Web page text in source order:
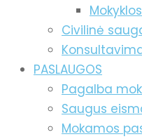
Civilinė
PASLAUGOS
Pagalba
Saugus
Mokamos